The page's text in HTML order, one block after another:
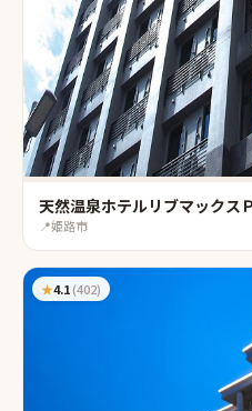
天然温泉ホテルリブマックス
📍姫路市
★4.1(402)